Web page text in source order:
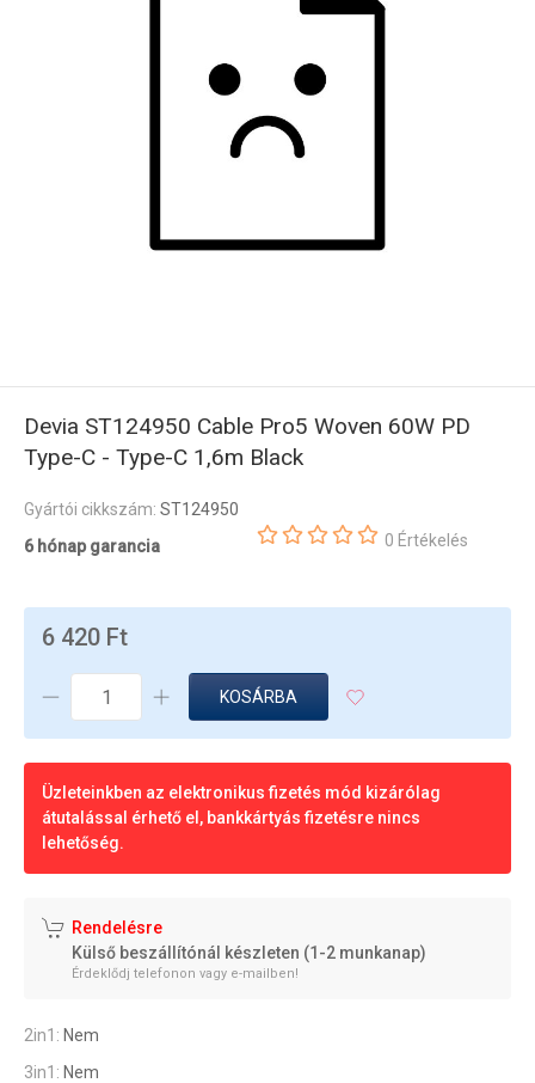
Devia ST124950 Cable Pro5 Woven 60W PD
Type-C - Type-C 1,6m Black
Gyártói cikkszám: ST124950
6 hónap garancia
0 Értékelés
6 420 Ft
KOSÁRBA
Üzleteinkben az elektronikus fizetés mód kizárólag
átutalással érhető el, bankkártyás fizetésre nincs
lehetőség.
Rendelésre
Külső beszállítónál készleten (1-2 munkanap)
Érdeklődj telefonon vagy e-mailben!
2in1: Nem
3in1: Nem